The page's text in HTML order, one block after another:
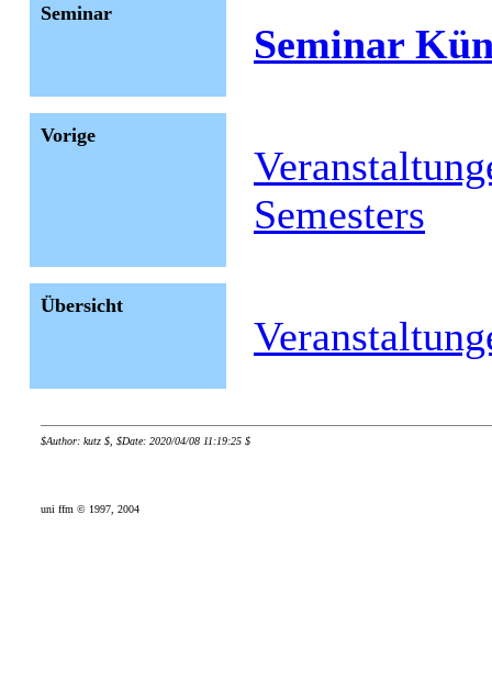
Seminar
Seminar
Vorige
Semesters
Übersicht
$Author: kutz $, $Date: 2020/04/08 11:19:25 $
uni ffm © 1997, 2004